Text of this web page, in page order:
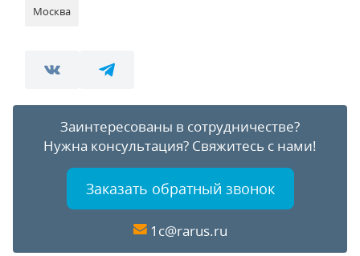
Москва
Заинтересованы в сотрудничестве?
Нужна консультация? Свяжитесь с нами!
Заказать обратный звонок
1c@rarus.ru